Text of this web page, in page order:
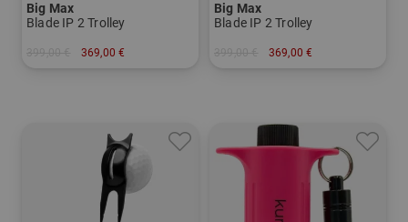
Big Max
Blade IP 2 Trolley
369,00 €
Big Max
Blade IP 2 Trolley
369,00 €